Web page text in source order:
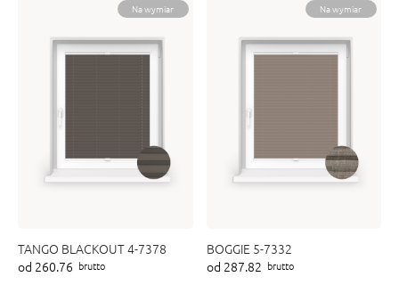
Na wymiar
TANGO BLACKOUT 4-7378
od 260.76 brutto
Na wymiar
BOGGIE 5-7332
od 287.82 brutto